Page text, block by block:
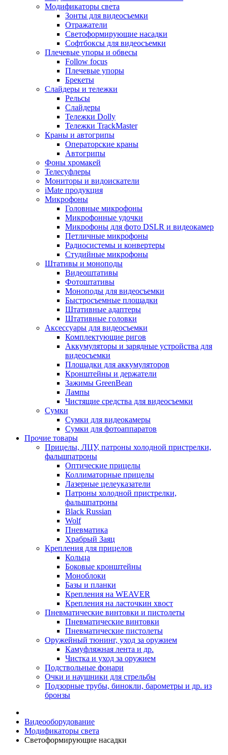
Модификаторы света
Зонты для видеосъемки
Отражатели
Светоформирующие насадки
Софтбоксы для видеосъемки
Плечевые упоры и обвесы
Follow focus
Плечевые упоры
Брекеты
Слайдеры и тележки
Рельсы
Слайдеры
Тележки Dolly
Тележки TrackMaster
Краны и автогрипы
Операторские краны
Автогрипы
Фоны хромакей
Телесуфлеры
Мониторы и видоискатели
iMate продукция
Микрофоны
Головные микрофоны
Микрофонные удочки
Микрофоны для фото DSLR и видеокамер
Петличные микрофоны
Радиосистемы и конвертеры
Студийные микрофоны
Штативы и моноподы
Видеоштативы
Фотоштативы
Моноподы для видеосъемки
Быстросъемные площадки
Штативные адаптеры
Штативные головки
Аксессуары для видеосъемки
Комплектующие ригов
Аккумуляторы и зарядные устройства для
видеосъемки
Площадки для аккумуляторов
Кронштейны и держатели
Зажимы GreenBean
Лампы
Чистящие средства для видеосъемки
Сумки
Сумки для видеокамеры
Сумки для фотоаппаратов
Прочие товары
Прицелы, ЛЦУ, патроны холодной пристрелки,
фальшпатроны
Оптические прицелы
Коллиматорные прицелы
Лазерные целеуказатели
Патроны холодной пристрелки,
фальшпатроны
Black Russian
Wolf
Пневматика
Храбрый Заяц
Крепления для прицелов
Кольца
Боковые кронштейны
Моноблоки
Базы и планки
Крепления на WEAVER
Крепления на ласточкин хвост
Пневматические винтовки и пистолеты
Пневматические винтовки
Пневматические пистолеты
Оружейный тюнинг, уход за оружием
Камуфляжная лента и др.
Чистка и уход за оружием
Подствольные фонари
Очки и наушники для стрельбы
Подзорные трубы, бинокли, барометры и др. из
бронзы
Видеооборудование
Модификаторы света
Светоформирующие насадки